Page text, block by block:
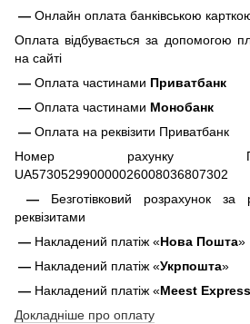
— Онлайн оплата банківською
Оплата відбувається за допомогою
на сайті
— Оплата частинами Приватбанк
— Оплата частинами Монобанк
— Оплата на реквізити Приватбанк
Номер рахунку
UA573052990000026008036807302
— Безготівковий розрахунок
реквізитами
— Накладений платіж «Нова Пошта»
— Накладений платіж «Укрпошта»
— Накладений платіж «Meest Express
Докладніше про оплату